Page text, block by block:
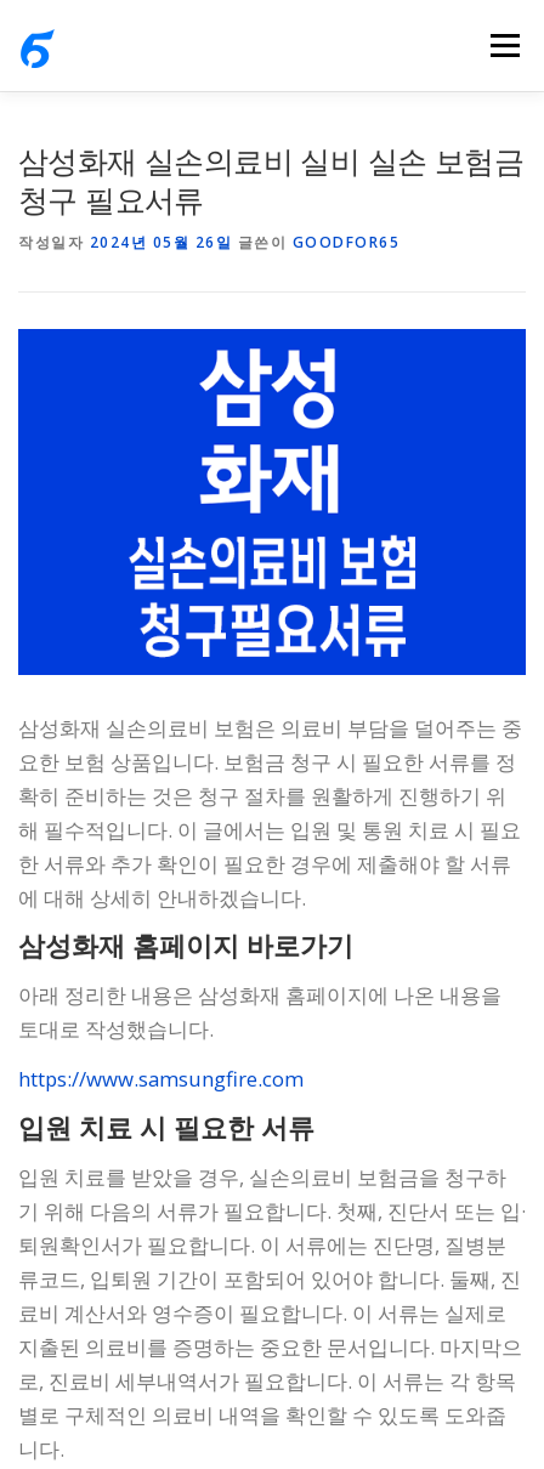
메뉴
삼성화재 실손의료비 실비 실손 보험금
청구 필요서류
작성일자 2024년 05월 26일 글쓴이 GOODFOR65
삼성화재 실손의료비 보험은 의료비 부담을 덜어주는 중
요한 보험 상품입니다. 보험금 청구 시 필요한 서류를 정
확히 준비하는 것은 청구 절차를 원활하게 진행하기 위
해 필수적입니다. 이 글에서는 입원 및 통원 치료 시 필요
한 서류와 추가 확인이 필요한 경우에 제출해야 할 서류
에 대해 상세히 안내하겠습니다.
삼성화재 홈페이지 바로가기
아래 정리한 내용은 삼성화재 홈페이지에 나온 내용을
토대로 작성했습니다.
https://www.samsungfire.com
입원 치료 시 필요한 서류
입원 치료를 받았을 경우, 실손의료비 보험금을 청구하
기 위해 다음의 서류가 필요합니다. 첫째, 진단서 또는 입·
퇴원확인서가 필요합니다. 이 서류에는 진단명, 질병분
류코드, 입퇴원 기간이 포함되어 있어야 합니다. 둘째, 진
료비 계산서와 영수증이 필요합니다. 이 서류는 실제로
지출된 의료비를 증명하는 중요한 문서입니다. 마지막으
로, 진료비 세부내역서가 필요합니다. 이 서류는 각 항목
별로 구체적인 의료비 내역을 확인할 수 있도록 도와줍
니다.